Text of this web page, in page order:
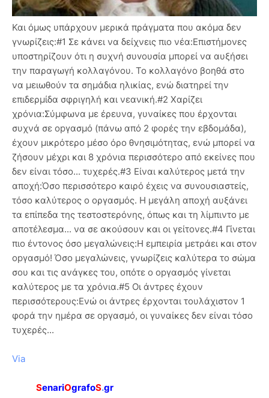
Και όμως υπάρχουν μερικά πράγματα που ακόμα δεν
γνωρίζεις:#1 Σε κάνει να δείχνεις πιο νέα:Επιστήμονες
υποστηρίζουν ότι η συχνή συvουσία μπορεί να αυξήσει
την παραγωγή κολλαγόνου. Το κολλαγόνο βοηθά στο
να μειωθούν τα σημάδια ηλικίας, ενώ διατηρεί την
επιδερμίδα σφριγηλή και νεανική.#2 Χαρίζει
χρόνια:Σύμφωνα με έρευνα, γυναίκες που έρχονται
συχνά σε οpγασμό (πάνω από 2 φορές την εβδομάδα),
έχουν μικρότερο μέσο όρο θνησιμότητας, ενώ μπορεί να
ζήσουν μέχρι και 8 χρόνια περισσότερο από εκείνες που
δεν είναι τόσο... τυχερές.#3 Είναι καλύτερος μετά την
αποχή:Όσο περισσότερο καιρό έχεις να συvουσιαστείς,
τόσο καλύτερος ο οργασμός. Η μεγάλη αποχή αυξάνει
τα επίπεδα της τεστοστερόνης, όπως και τη λίμπιντο με
αποτέλεσμα... να σε ακούσουν και οι γείτονες.#4 Γίνεται
πιο έντονος όσο μεγαλώνεις:Η εμπειρία μετράει και στον
οpγασμό! Όσο μεγαλώνεις, γνωρίζεις καλύτερα το σώμα
σου και τις ανάγκες του, οπότε ο οpγασμός γίνεται
καλύτερος με τα χρόνια.#5 Οι άντρες έχουν
περισσότερους:Ενώ οι άντρες έρχονται τουλάχιστον 1
φορά την ημέρα σε οpγασμό, οι γυναίκες δεν είναι τόσο
τυχερές...
Via
SenariOgrafoS.gr